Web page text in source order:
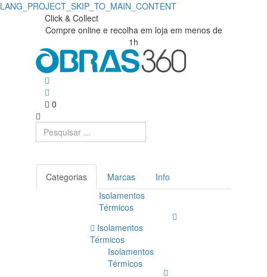
LANG_PROJECT_SKIP_TO_MAIN_CONTENT
Compre
KAKO
Obras360
Obras360
Materiais
Construção
Click & Collect
Compre online e recolha em loja em menos de
1h
0
Categorias Marcas
Info
Isolamentos
Térmicos
Isolamentos
Térmicos
Isolamentos
Térmicos